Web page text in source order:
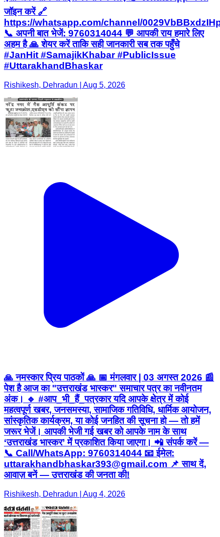
जॉइन करें 🔗
https://whatsapp.com/channel/
📞 अपनी बात भेजें: 9760314044 💬 आपकी राय हमारे लिए
अहम है 🙏 शेयर करें ताकि सही जानकारी सब तक पहुँचे
#JanHit #SamajikKhabar #PublicIssue
#UttarakhandBhaskar
Rishikesh, Dehradun | Aug 5, 2026
🙏 नमस्कार प्रिय पाठकों 🙏 📅 मंगलवार | 03 अगस्त 2026 📰
पेश है आज का "उत्तराखंड भास्कर" समाचार पत्र का नवीनतम
अंक। 🔹 #आप_भी_हैं_पत्रकार यदि आपके क्षेत्र में कोई
महत्वपूर्ण खबर, जनसमस्या, सामाजिक गतिविधि, धार्मिक आयोजन,
सांस्कृतिक कार्यक्रम, या कोई जनहित की सूचना हो — तो हमें
जरूर भेजें। आपकी भेजी गई खबर को आपके नाम के साथ
‘उत्तराखंड भास्कर’ में प्रकाशित किया जाएगा। 📲 संपर्क करें —
📞 Call/WhatsApp: 9760314044 📧 ईमेल:
uttarakhandbhaskar393@gmail.com 📌 साथ दें,
आवाज़ बनें — उत्तराखंड की जनता की!
Rishikesh, Dehradun | Aug 4, 2026